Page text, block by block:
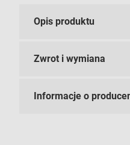
Opis produktu
Zwrot i wymiana
Informacje o